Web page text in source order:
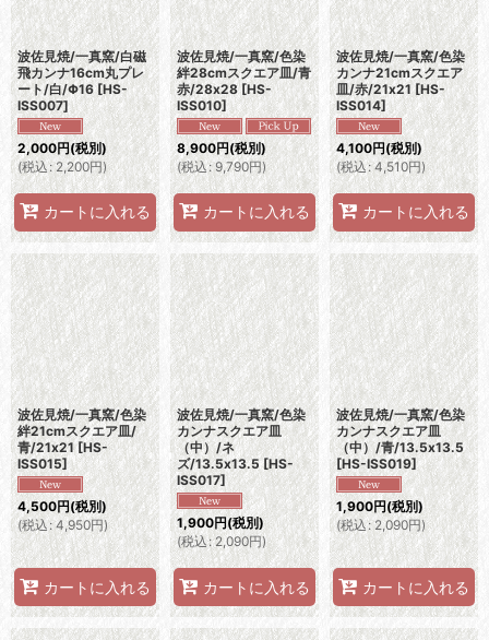
波佐見焼/一真窯/白磁
飛カンナ16cm丸プレ
ート/白/Φ16 [HS-
ISS007]
2,000円(税別)
(税込: 2,200円)
カートに入れる
波佐見焼/一真窯/色染
絆28cmスクエア皿/青
赤/28x28 [HS-
ISS010]
8,900円(税別)
(税込: 9,790円)
カートに入れる
波佐見焼/一真窯/色染
カンナ21cmスクエア
皿/赤/21x21 [HS-
ISS014]
4,100円(税別)
(税込: 4,510円)
カートに入れる
波佐見焼/一真窯/色染
絆21cmスクエア皿/
青/21x21 [HS-
ISS015]
4,500円(税別)
(税込: 4,950円)
カートに入れる
波佐見焼/一真窯/色染
カンナスクエア皿
（中）/ネ
ズ/13.5x13.5 [HS-
ISS017]
1,900円(税別)
(税込: 2,090円)
カートに入れる
波佐見焼/一真窯/色染
カンナスクエア皿
（中）/青/13.5x13.5
[HS-ISS019]
1,900円(税別)
(税込: 2,090円)
カートに入れる